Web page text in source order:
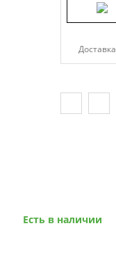
Есть в наличии
Доставка